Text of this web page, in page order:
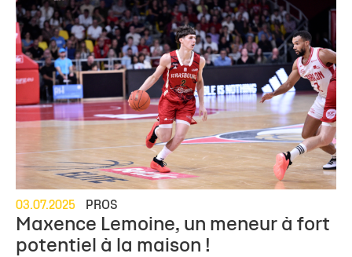
03.07.2025 PROS
Maxence Lemoine, un meneur à fort
potentiel à la maison !